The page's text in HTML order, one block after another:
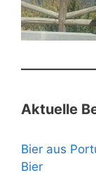
Aktuelle
Bier aus
Bier